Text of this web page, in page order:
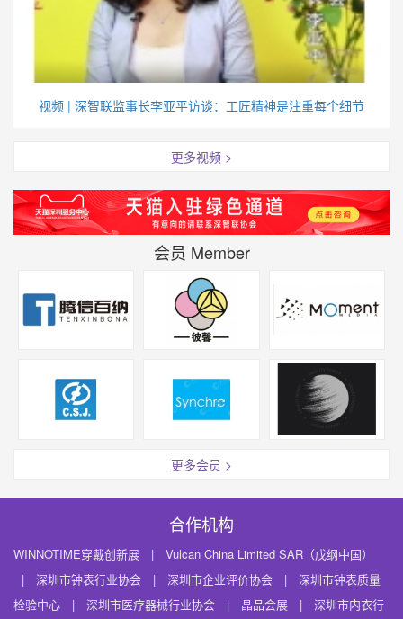
视频 | 深智联监事长李亚平访谈：工匠精神是注重每个细节
更多视频 >
会员 Member
更多会员 >
合作机构
WINNOTIME穿戴创新展 |
Vulcan China Limited SAR（戊纲中国）
|
深圳市钟表行业协会 | 深圳市企业评价协会 |
深圳市钟表质量
检验中心
| 深圳市医疗器械行业协会 | 晶品会展 | 深圳市内衣行